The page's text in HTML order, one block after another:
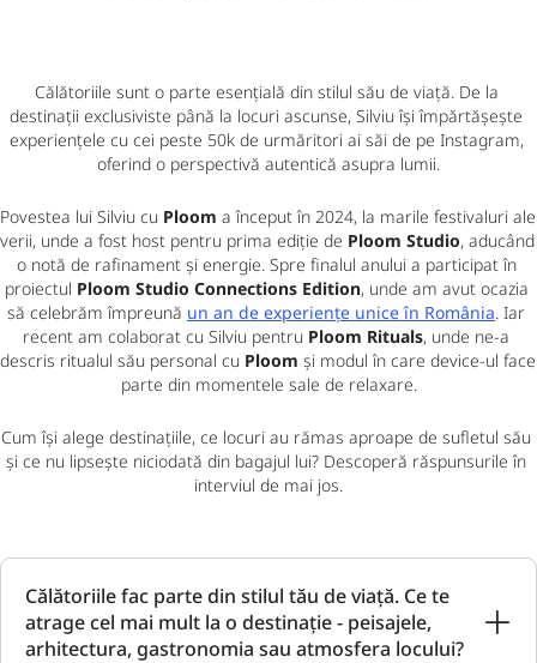
Călătoriile sunt o parte esențială din stilul său de viață. De la
destinații exclusiviste până la locuri ascunse, Silviu își împărtășește
experiențele cu cei peste 50k de urmăritori ai săi de pe Instagram,
oferind o perspectivă autentică asupra lumii.
Povestea lui Silviu cu Ploom a început în 2024, la marile festivaluri ale
verii, unde a fost host pentru prima ediție de Ploom Studio, aducând
o notă de rafinament și energie. Spre finalul anului a participat în
proiectul Ploom Studio Connections Edition, unde am avut ocazia
să celebrăm împreună un an de experiențe unice în România. Iar
recent am colaborat cu Silviu pentru Ploom Rituals, unde ne-a
descris ritualul său personal cu Ploom și modul în care device-ul face
parte din momentele sale de relaxare.
Cum își alege destinațiile, ce locuri au rămas aproape de sufletul său
și ce nu lipsește niciodată din bagajul lui? Descoperă răspunsurile în
interviul de mai jos.
Călătoriile fac parte din stilul tău de viață. Ce te
atrage cel mai mult la o destinație - peisajele,
arhitectura, gastronomia sau atmosfera locului?